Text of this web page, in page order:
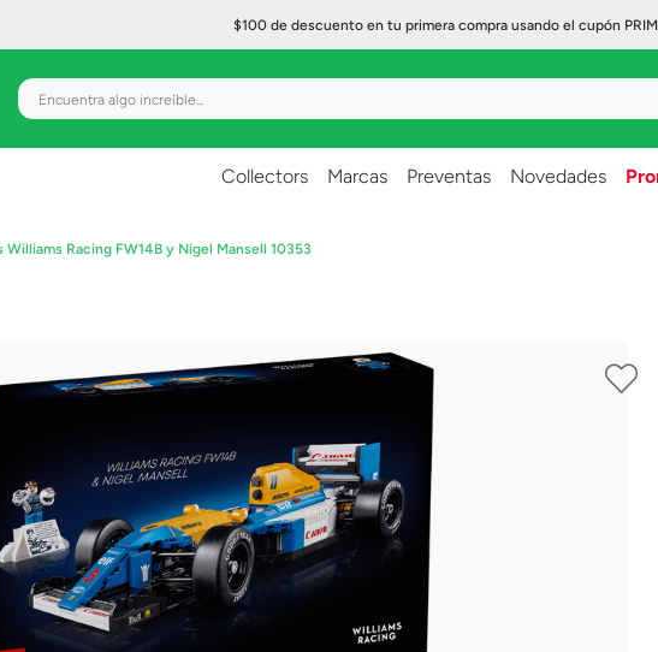
$100 de descuento en tu primera compra usando el cupón
Encuentra algo increíble...
Collectors Marcas Preventas Novedades
Williams Racing FW14B y Nigel Mansell 10353